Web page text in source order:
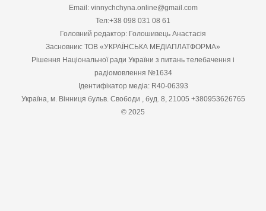
Email: vinnychchyna.online@gmail.com
Тел:+38 098 031 08 61
Головний редактор: Голошивець Анастасія
Засновник: ТОВ «УКРАЇНСЬКА МЕДІАПЛАТФОРМА»
Рішення Національної ради України з питань телебачення і
радіомовлення №1634
Ідентифікатор медіа: R40-06393
Україна, м. Вінниця бульв. Свободи , буд. 8, 21005 +380953626765
© 2025